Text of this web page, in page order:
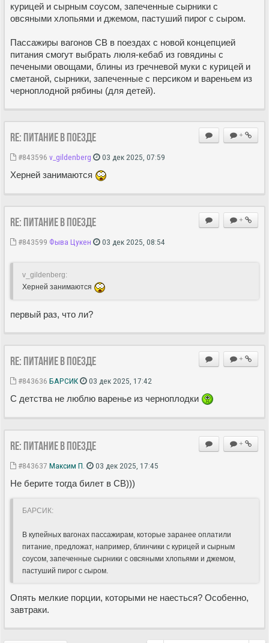
курицей и сырным соусом, запеченные сырники с
овсяными хлопьями и джемом, пастуший пирог с сыром.
Пассажиры вагонов СВ в поездах с новой концепцией
питания смогут выбрать люля-кебаб из говядины с
печеными овощами, блины из гречневой муки с курицей и
сметаной, сырники, запеченные с персиком и вареньем из
черноплодной рябины (для детей).
+
Re: Питание в поезде
#843596 v_gildenberg 03 дек 2025, 07:59
Херней занимаются
+
Re: Питание в поезде
#843599 Фыва Цукен 03 дек 2025, 08:54
v_gildenberg:
Херней занимаются
первый раз, что ли?
+
Re: Питание в поезде
#843636 БАРСИК 03 дек 2025, 17:42
С детства не люблю варенье из черноплодки
+
Re: Питание в поезде
#843637 Максим П. 03 дек 2025, 17:45
Не берите тогда билет в СВ)))
БАРСИК:
В купейных вагонах пассажирам, которые заранее оплатили
питание, предложат, например, блинчики с курицей и сырным
соусом, запеченные сырники с овсяными хлопьями и джемом,
пастуший пирог с сыром.
Опять мелкие порции, которыми не наесться? Особенно,
завтраки.